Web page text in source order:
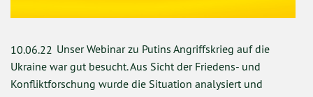
10.06.22 Unser Webinar zu Putins Angriffskrieg auf die
Ukraine war gut besucht. Aus Sicht der Friedens- und
Konfliktforschung wurde die Situation analysiert und